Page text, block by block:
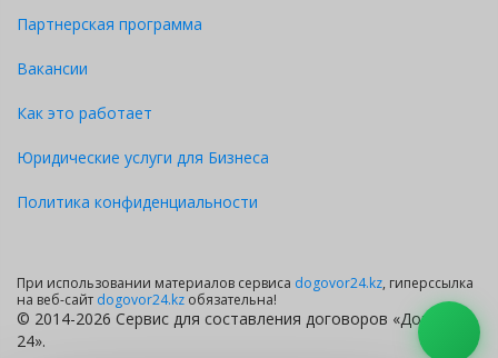
Партнерская программа
Вакансии
Как это работает
Юридические услуги для Бизнеса
Политика конфиденциальности
При использовании материалов сервиса dogovor24.kz, гиперссылка
на веб-сайт dogovor24.kz обязательна!
© 2014-2026 Сервис для составления договоров «Договор
24».